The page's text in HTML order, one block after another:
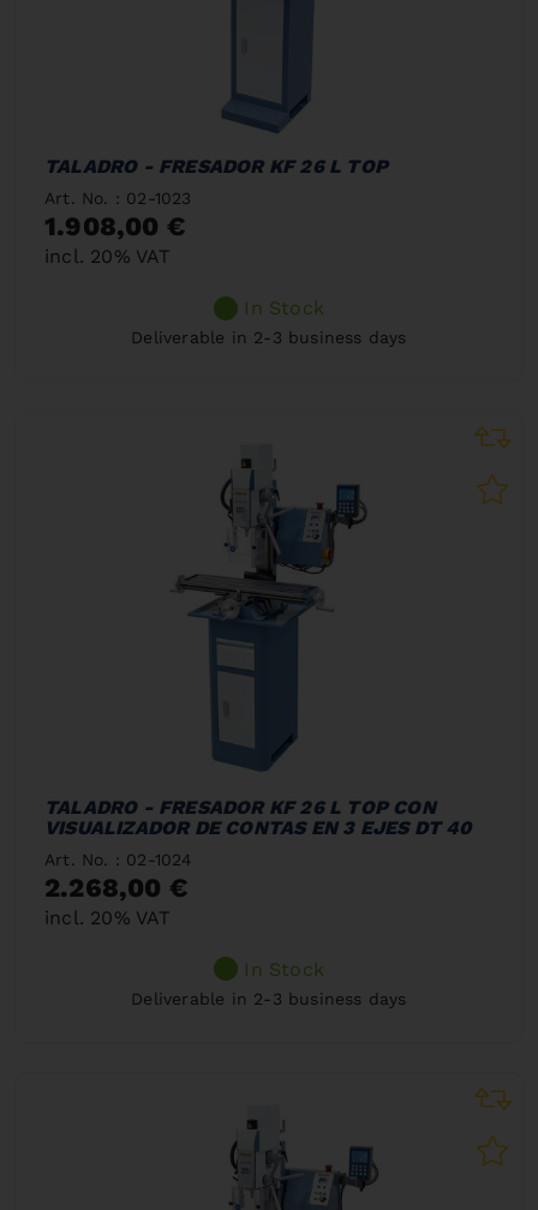
TALADRO - FRESADOR KF 26 L TOP
Art. No. : 02-1023
1.908,00 €
incl. 20% VAT
In Stock
Deliverable in 2-3 business days
TALADRO - FRESADOR KF 26 L TOP CON
VISUALIZADOR DE CONTAS EN 3 EJES DT 40
Art. No. : 02-1024
2.268,00 €
incl. 20% VAT
In Stock
Deliverable in 2-3 business days